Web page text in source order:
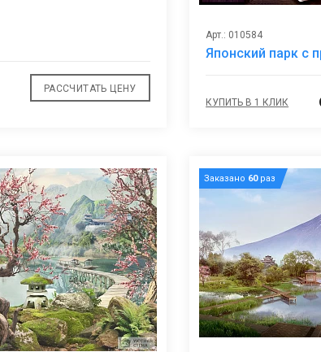
избранное
РАССЧИТАТЬ ЦЕНУ
Арт.: 010584
Японский парк с
КУПИТЬ В 1 КЛИК
Заказано 60раз